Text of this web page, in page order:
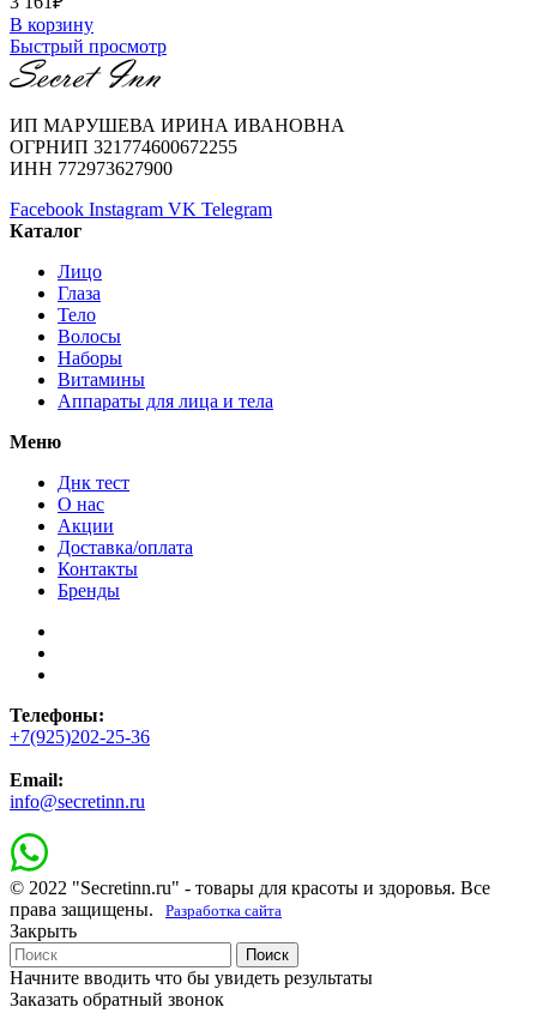
В корзину
Быстрый просмотр
ИП МАРУШЕВА ИРИНА ИВАНОВНА
ОГРНИП 321774600672255
ИНН 772973627900
Facebook Instagram VK Telegram
Каталог
Лицо
Глаза
Тело
Волосы
Наборы
Витамины
Аппараты для лица и тела
Меню
Днк тест
О нас
Акции
Доставка/оплата
Контакты
Бренды
Телефоны:
+7(925)202-25-36
Email:
info@secretinn.ru
© 2022 "Secretinn.ru" - товары для красоты и здоровья. Все
права защищены.
Разработка сайта
Закрыть
Поиск
Начните вводить что бы увидеть результаты
Заказать обратный звонок